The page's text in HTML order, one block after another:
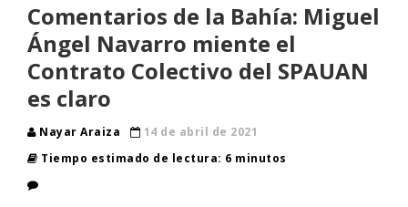
Comentarios de la Bahía: Miguel
Ángel Navarro miente el
Contrato Colectivo del SPAUAN
es claro
Nayar Araiza
14 de abril de 2021
Tiempo estimado de lectura: 6 minutos